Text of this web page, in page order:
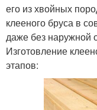
его из хвойных
клееного бруса в
даже без наружной
Изготовление
этапов: